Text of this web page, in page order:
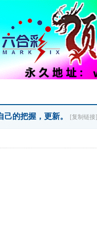
己的把握，更新。 [复制链接]